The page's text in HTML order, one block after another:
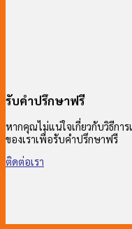
รับคำปรึกษาฟรี
หากคุณไม่แน่ใจเกี่ยวกับวิธีกา
ของเราเพื่อรับคำปรึกษาฟรี
ติดต่อเรา